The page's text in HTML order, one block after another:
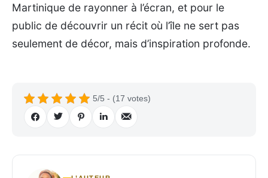
Martinique de rayonner à l’écran, et pour le
public de découvrir un récit où l’île ne sert pas
seulement de décor, mais d’inspiration profonde.
5/5 - (17 votes)